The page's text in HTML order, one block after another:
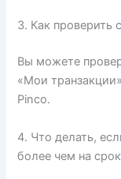
3. Как проверить
Вы можете
«Мои
Pinco.
4. Что делать,
более чем на